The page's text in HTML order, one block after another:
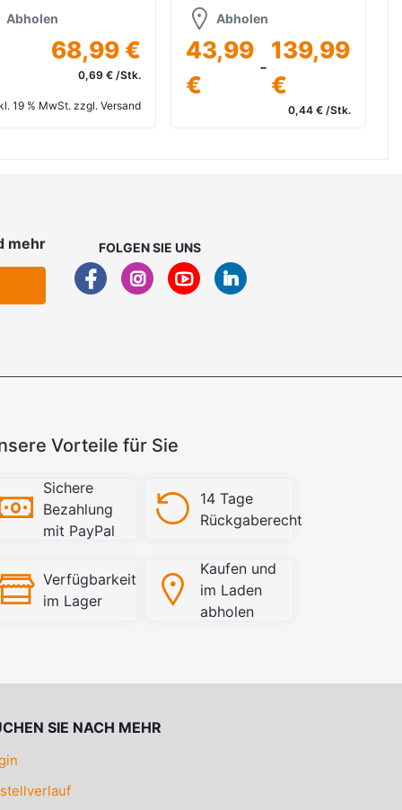
Abholen
68,99 €
0,69 € /Stk.
19 % MwSt. zzgl. Versand
Abholen
43,99
€
-
139,99
€
0,44 € /Stk.
mehr FOLGEN SIE UNS
Vorteile für Sie
Sichere
Bezahlung
mit PayPal
14 Tage
Rückgaberecht
Verfügbarkeit
im Lager
Kaufen und
im Laden
abholen
SIE NACH MEHR